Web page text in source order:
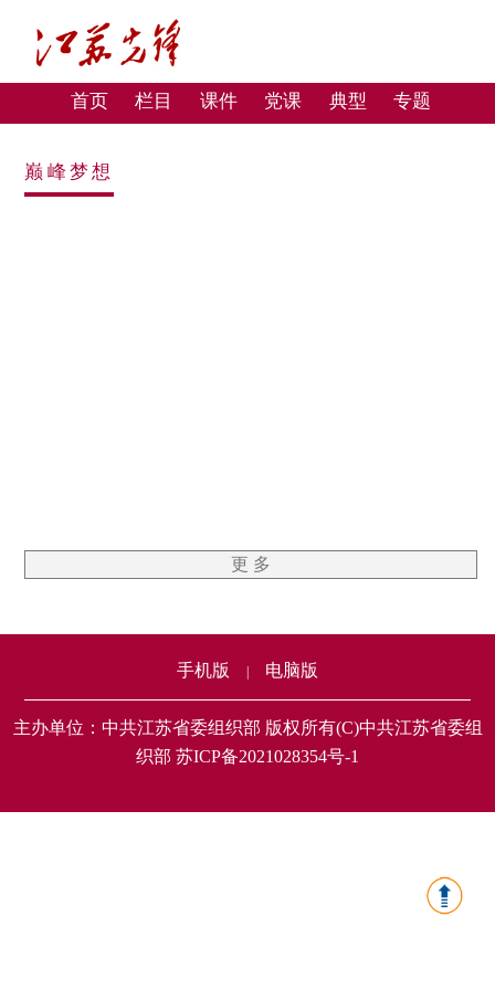
首页 栏目 课件 党课 典型 专题
巅峰梦想
更 多
手机版 电脑版
主办单位：中共江苏省委组织部 版权所有(C)中共江苏省委组
织部 苏ICP备2021028354号-1